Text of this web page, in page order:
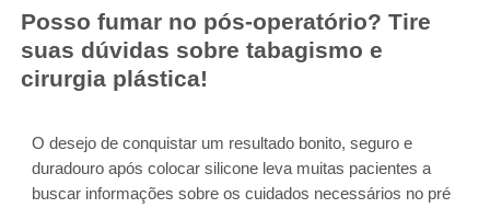
Posso fumar no pós-operatório? Tire
suas dúvidas sobre tabagismo e
cirurgia plástica!
O desejo de conquistar um resultado bonito, seguro e
duradouro após colocar silicone leva muitas pacientes a
buscar informações sobre os cuidados necessários no pré